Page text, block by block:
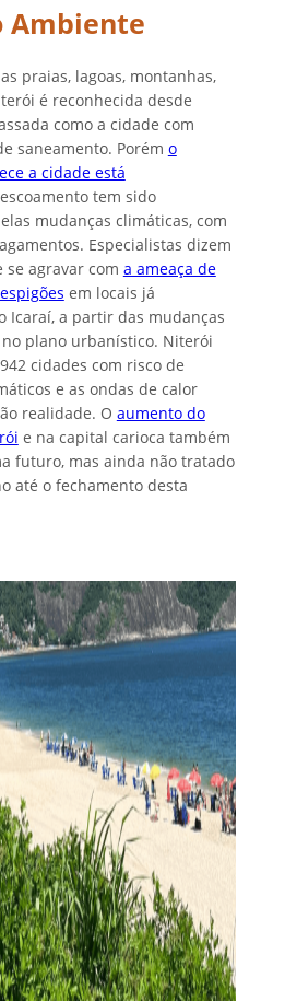
Ambiente
praias, lagoas, montanhas,
é reconhecida desde
como a cidade com
saneamento. Porém o
a cidade está
tem sido
mudanças climáticas, com
Especialistas dizem
agravar com a ameaça de
em locais já
Icaraí, a partir das mudanças
plano urbanístico. Niterói
cidades com risco de
e as ondas de calor
realidade. O aumento do
e na capital carioca também
futuro, mas ainda não tratado
até o fechamento desta